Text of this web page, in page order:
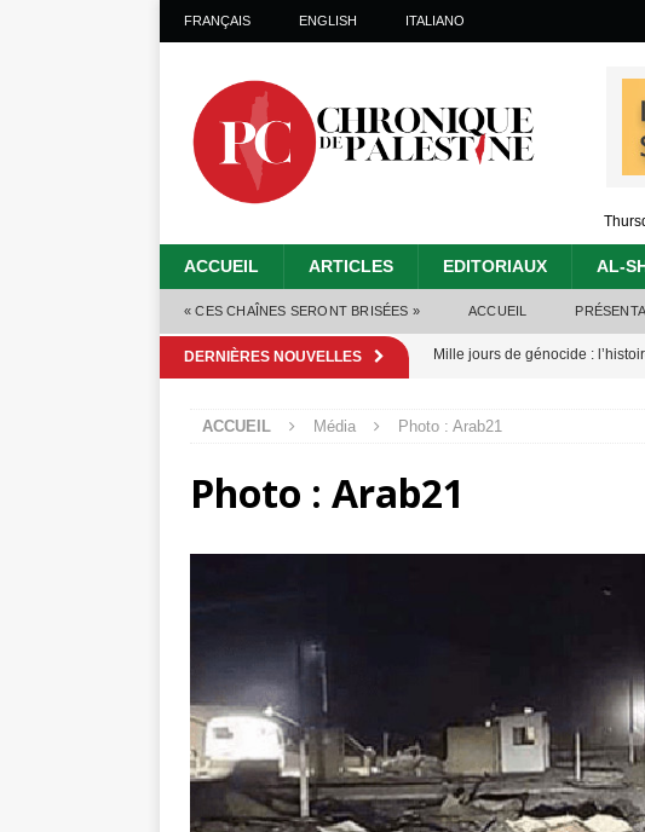
FRANÇAIS ENGLISH ITALIANO
ACCUEIL ARTICLES EDITORIAUX AL-
« CES CHAÎNES SERONT BRISÉES » ACCUEIL
DERNIÈRES NOUVELLES Mille jours de génocide :
Alors que Trump annonce un
tueries
ACCUEIL Média Photo : Arab21
Photo : Arab21